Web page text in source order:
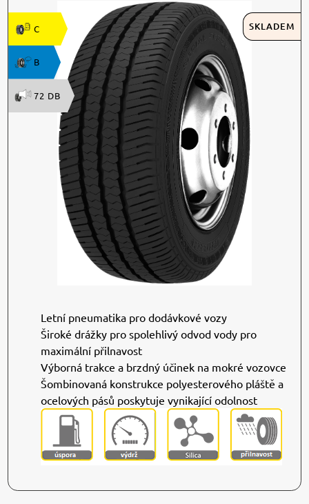
SKLADEM
C
B
72 DB
Letní pneumatika pro dodávkové vozy
Široké drážky pro spolehlivý odvod vody pro
maximální přilnavost
Výborná trakce a brzdný účinek na mokré vozovce
Šombinovaná konstrukce polyesterového pláště a
ocelových pásů poskytuje vynikající odolnost